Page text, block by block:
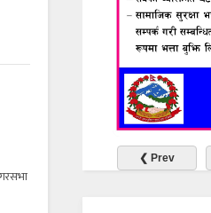
❮ Prev